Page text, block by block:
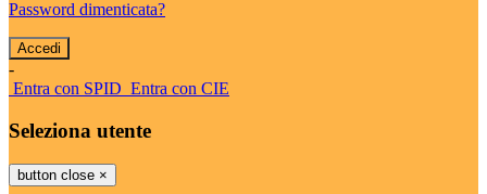
Password dimenticata?
-
Entra con SPID Entra con CIE
Seleziona utente
button close ×